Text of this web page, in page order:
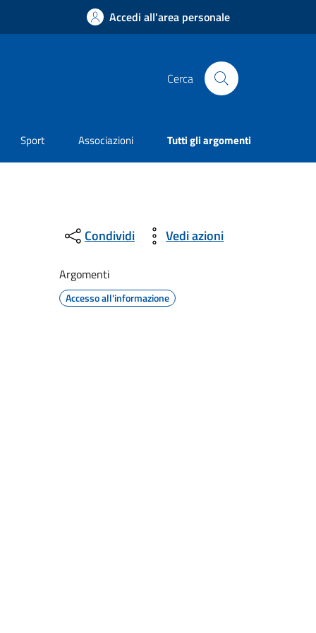
Accedi all'area personale
Cerca
Sport Associazioni Tutti gli argomenti
Condividi Vedi azioni
Argomenti
Accesso all'informazione